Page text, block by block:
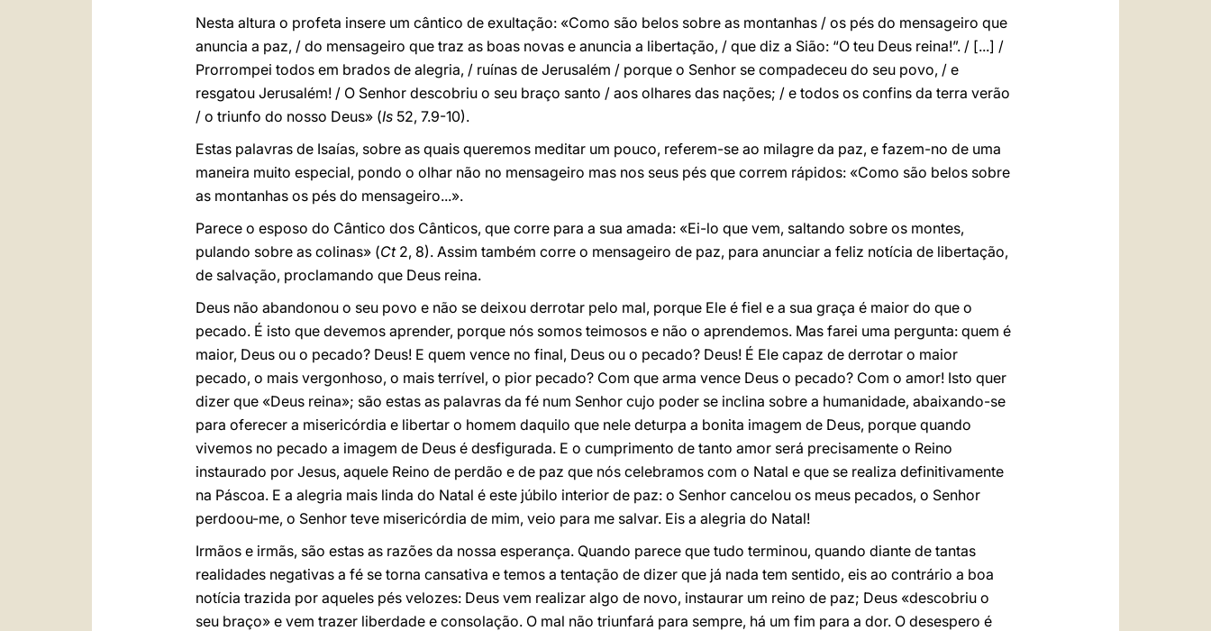
Nesta altura o profeta insere um cântico de exultação: «Como são belos sobre as montanhas / os pés do mensageiro que
anuncia a paz, / do mensageiro que traz as boas novas e anuncia a libertação, / que diz a Sião: “O teu Deus reina!”. / [...] /
Prorrompei todos em brados de alegria, / ruínas de Jerusalém / porque o Senhor se compadeceu do seu povo, / e
resgatou Jerusalém! / O Senhor descobriu o seu braço santo / aos olhares das nações; / e todos os confins da terra verão
/ o triunfo do nosso Deus» (Is 52, 7.9-10).
Estas palavras de Isaías, sobre as quais queremos meditar um pouco, referem-se ao milagre da paz, e fazem-no de uma
maneira muito especial, pondo o olhar não no mensageiro mas nos seus pés que correm rápidos: «Como são belos sobre
as montanhas os pés do mensageiro...».
Parece o esposo do Cântico dos Cânticos, que corre para a sua amada: «Ei-lo que vem, saltando sobre os montes,
pulando sobre as colinas» (Ct2, 8). Assim também corre o mensageiro de paz, para anunciar a feliz notícia de libertação,
de salvação, proclamando que Deus reina.
Deus não abandonou o seu povo e não se deixou derrotar pelo mal, porque Ele é fiel e a sua graça é maior do que o
pecado. É isto que devemos aprender, porque nós somos teimosos e não o aprendemos. Mas farei uma pergunta: quem é
maior, Deus ou o pecado? Deus! E quem vence no final, Deus ou o pecado? Deus! É Ele capaz de derrotar o maior
pecado, o mais vergonhoso, o mais terrível, o pior pecado? Com que arma vence Deus o pecado? Com o amor! Isto quer
dizer que «Deus reina»; são estas as palavras da fé num Senhor cujo poder se inclina sobre a humanidade, abaixando-se
para oferecer a misericórdia e libertar o homem daquilo que nele deturpa a bonita imagem de Deus, porque quando
vivemos no pecado a imagem de Deus é desfigurada. E o cumprimento de tanto amor será precisamente o Reino
instaurado por Jesus, aquele Reino de perdão e de paz que nós celebramos com o Natal e que se realiza definitivamente
na Páscoa. E a alegria mais linda do Natal é este júbilo interior de paz: o Senhor cancelou os meus pecados, o Senhor
perdoou-me, o Senhor teve misericórdia de mim, veio para me salvar. Eis a alegria do Natal!
Irmãos e irmãs, são estas as razões da nossa esperança. Quando parece que tudo terminou, quando diante de tantas
realidades negativas a fé se torna cansativa e temos a tentação de dizer que já nada tem sentido, eis ao contrário a boa
notícia trazida por aqueles pés velozes: Deus vem realizar algo de novo, instaurar um reino de paz; Deus «descobriu o
seu braço» e vem trazer liberdade e consolação. O mal não triunfará para sempre, há um fim para a dor. O desespero é